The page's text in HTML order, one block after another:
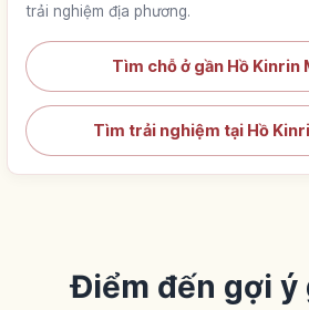
trải nghiệm địa phương.
Tìm chỗ ở gần Hồ Kinrin
Tìm trải nghiệm tại Hồ
Điểm đến gợi ý